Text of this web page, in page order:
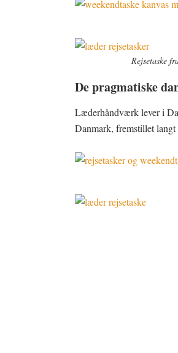
Rejsetaske
De pragmatiske
Læderhåndværk lever i
Danmark, fremstillet